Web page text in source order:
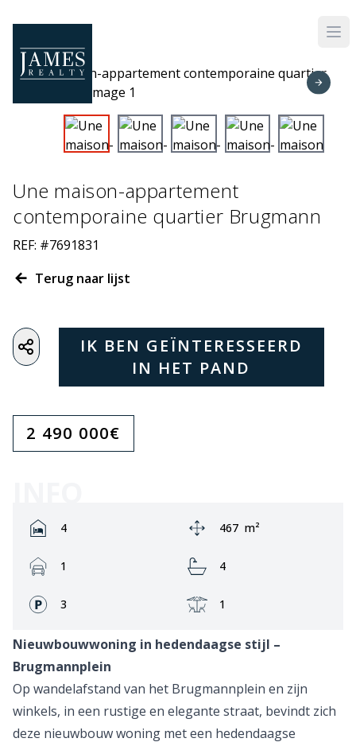
Une maison-appartement
contemporaine quartier Brugmann
REF: #7691831
Terug naar lijst
IK BEN GEÏNTERESSEERD
IN HET PAND
2 490 000€
Rooms:
4 Area:
467 m²
Garage:
1 Bathrooms:
4
Fronts:
3 Terrace:
1
Nieuwbouwwoning in hedendaagse stijl –
Brugmannplein
Op wandelafstand van het Brugmannplein en zijn
winkels, in een rustige en elegante straat, bevindt zich
deze nieuwbouw woning met een hedendaagse